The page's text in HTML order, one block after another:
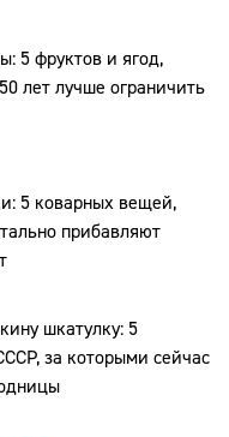
5 фруктов и ягод,
лет лучше ограничить
5 коварных вещей,
прибавляют
шкатулку: 5
за которыми сейчас